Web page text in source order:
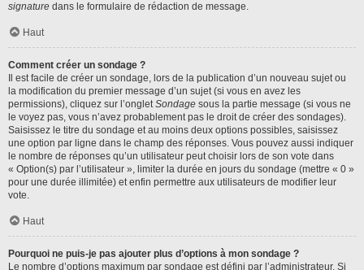
signature dans le formulaire de rédaction de message.
Haut
Comment créer un sondage ?
Il est facile de créer un sondage, lors de la publication d’un nouveau sujet ou
la modification du premier message d’un sujet (si vous en avez les
permissions), cliquez sur l’ongletSondage sous la partie message (si vous ne
le voyez pas, vous n’avez probablement pas le droit de créer des sondages).
Saisissez le titre du sondage et au moins deux options possibles, saisissez
une option par ligne dans le champ des réponses. Vous pouvez aussi indiquer
le nombre de réponses qu’un utilisateur peut choisir lors de son vote dans
« Option(s) par l’utilisateur », limiter la durée en jours du sondage (mettre « 0 »
pour une durée illimitée) et enfin permettre aux utilisateurs de modifier leur
vote.
Haut
Pourquoi ne puis-je pas ajouter plus d’options à mon sondage ?
Le nombre d’options maximum par sondage est défini par l’administrateur. Si